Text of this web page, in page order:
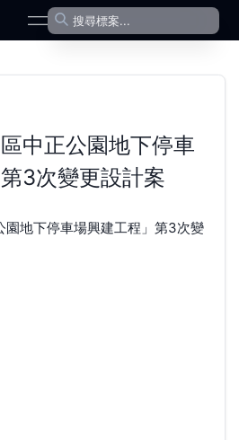
open navigation menu
區中正公園地下停車
3次變更設計案
園地下停車場興建工程」第3次變